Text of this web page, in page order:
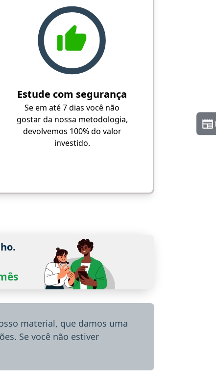
Estude com segurança
Se em até 7 dias você não
gostar da nossa metodologia,
devolvemos 100% do valor
investido.
material, que damos uma
Se você não estiver